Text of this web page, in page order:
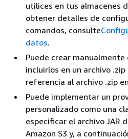
utilices en tus almacenes
obtener detalles de
comandos, consulte
datos.
Puede crear manualmente
incluirlos en un archivo
referencia al archivo .zip
Puede implementar un
personalizado como una
especificar el archivo JAR
Amazon S3 y, a